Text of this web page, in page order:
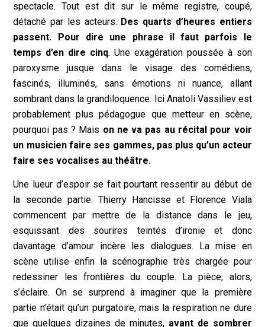
spectacle. Tout est dit sur le même registre, coupé,
détaché par les acteurs. Des quarts d’heures entiers
passent. Pour dire une phrase il faut parfois le
temps d’en dire cinq. Une exagération poussée à son
paroxysme jusque dans le visage des comédiens,
fascinés, illuminés, sans émotions ni nuance, allant
sombrant dans la grandiloquence. Ici Anatoli Vassiliev est
probablement plus pédagogue que metteur en scène,
pourquoi pas ? Mais on ne va pas au récital pour voir
un musicien faire ses gammes, pas plus qu’un acteur
faire ses vocalises au théâtre.
Une lueur d’espoir se fait pourtant ressentir au début de
la seconde partie. Thierry Hancisse et Florence Viala
commencent par mettre de la distance dans le jeu,
esquissant des sourires teintés d’ironie et donc
davantage d’amour incère les dialogues. La mise en
scène utilise enfin la scénographie très chargée pour
redessiner les frontières du couple. La pièce, alors,
s’éclaire. On se surprend à imaginer que la première
partie n’était qu’un purgatoire, mais la respiration ne dure
que quelques dizaines de minutes, avant de sombrer